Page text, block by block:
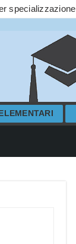
specializzazione